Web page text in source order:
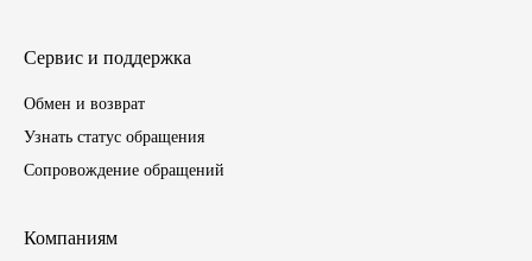
ГАЗ
Сервис и поддержка
Обмен и возврат
Узнать статус обращения
Сопровождение обращений
Компаниям